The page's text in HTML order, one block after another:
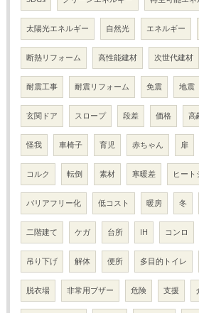
太陽光エネルギー 自然光 エネルギー
断熱リフォーム 高性能建材 次世代建材
耐震工事 耐震リフォーム 免震 地震
玄関ドア スロープ 段差 価格 高
怪我 車椅子 育児 赤ちゃん 扉
コルク 転倒 素材 寒暖差 ヒート
バリアフリー化 低コスト 暖房 冬
二階建て ケガ 台所 IH コンロ
吊り下げ 解体 便所 多目的トイレ
脱衣場 非常用ブザー 危険 支援